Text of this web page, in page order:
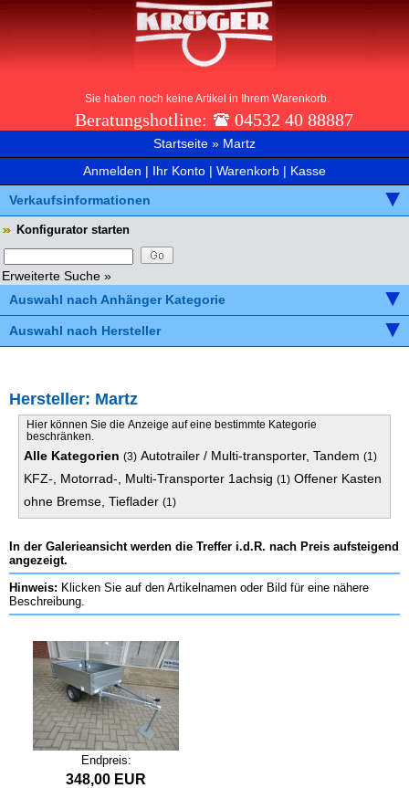
Sie haben noch keine Artikel in Ihrem Warenkorb.
Beratungshotline: 04532 40 88887
Startseite » Martz
Anmelden | Ihr Konto | Warenkorb | Kasse
Verkaufsinformationen
Konfigurator starten
Erweiterte Suche »
Auswahl nach Anhänger Kategorie
Auswahl nach Hersteller
Hersteller: Martz
Hier können Sie die Anzeige auf eine bestimmte Kategorie
beschränken.
Alle Kategorien (3) Autotrailer / Multi-transporter, Tandem (1)
KFZ-, Motorrad-, Multi-Transporter 1achsig (1) Offener Kasten
ohne Bremse, Tieflader (1)
In der Galerieansicht werden die Treffer i.d.R. nach Preis aufsteigend
angezeigt.
Hinweis: Klicken Sie auf den Artikelnamen oder Bild für eine nähere
Beschreibung.
Endpreis:
348,00 EUR